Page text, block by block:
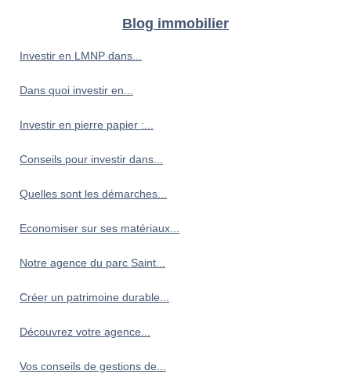
Blog immobilier
Investir en LMNP dans...
Dans quoi investir en...
Investir en pierre papier :...
Conseils pour investir dans...
Quelles sont les démarches...
Economiser sur ses matériaux...
Notre agence du parc Saint...
Créer un patrimoine durable...
Découvrez votre agence...
Vos conseils de gestions de...